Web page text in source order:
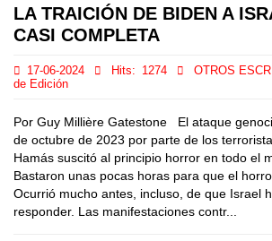
LA TRAICIÓN DE BIDEN A
CASI COMPLETA
17-06-2024 Hits: 1274 OTROS
de Edición
Por Guy Millière Gatestone El ataque
de octubre de 2023 por parte de los
Hamás suscitó al principio horror en todo el
Bastaron unas pocas horas para que el
Ocurrió mucho antes, incluso, de que Israel
responder. Las manifestaciones contr...